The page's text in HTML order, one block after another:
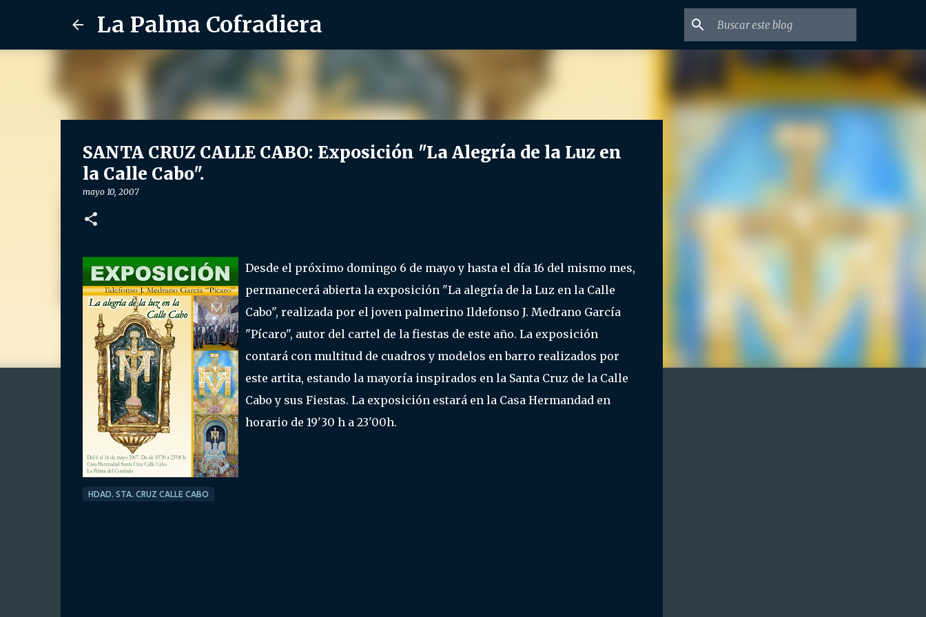
La Palma Cofradiera
SANTA CRUZ CALLE CABO: Exposición "La Alegría de la Luz en
la Calle Cabo".
mayo 10, 2007
Desde el próximo domingo 6 de mayo y hasta el día 16 del mismo mes,
permanecerá abierta la exposición "La alegría de la Luz en la Calle
Cabo", realizada por el joven palmerino Ildefonso J. Medrano García
"Pícaro", autor del cartel de la fiestas de este año. La exposición
contará con multitud de cuadros y modelos en barro realizados por
este artita, estando la mayoría inspirados en la Santa Cruz de la Calle
Cabo y sus Fiestas. La exposición estará en la Casa Hermandad en
horario de 19'30 h a 23'00h.
HDAD. STA. CRUZ CALLE CABO